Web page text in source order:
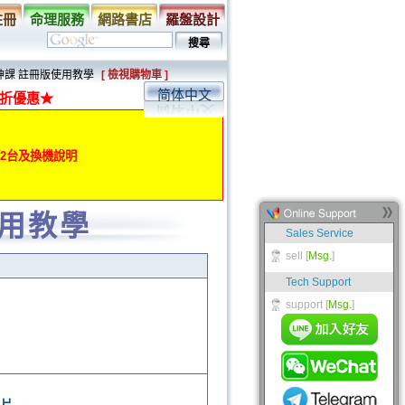
命理服務 網路書店 羅盤設計
課 註冊版使用教學 [ 檢視購物車 ]
简体中文
優惠★
台及換機說明
教學